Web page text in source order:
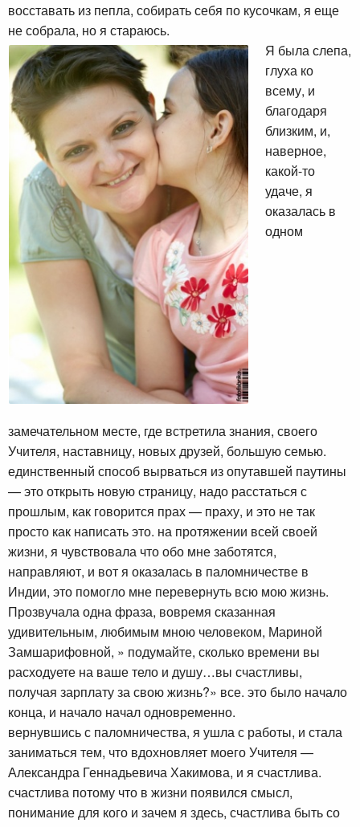
восставать из пепла, собирать себя по кусочкам, я еще
не собрала, но я стараюсь.
Я была слепа,
глуха ко
всему, и
благодаря
близким, и,
наверное,
какой-то
удаче, я
оказалась в
одном
замечательном месте, где встретила знания, своего
Учителя, наставницу, новых друзей, большую семью.
единственный способ вырваться из опутавшей паутины
— это открыть новую страницу, надо расстаться с
прошлым, как говорится прах — праху, и это не так
просто как написать это. на протяжении всей своей
жизни, я чувствовала что обо мне заботятся,
направляют, и вот я оказалась в паломничестве в
Индии, это помогло мне перевернуть всю мою жизнь.
Прозвучала одна фраза, вовремя сказанная
удивительным, любимым мною человеком, Мариной
Замшарифовной, » подумайте, сколько времени вы
расходуете на ваше тело и душу…вы счастливы,
получая зарплату за свою жизнь?» все. это было начало
конца, и начало начал одновременно.
вернувшись с паломничества, я ушла с работы, и стала
заниматься тем, что вдохновляет моего Учителя —
Александра Геннадьевича Хакимова, и я счастлива.
счастлива потому что в жизни появился смысл,
понимание для кого и зачем я здесь, счастлива быть со